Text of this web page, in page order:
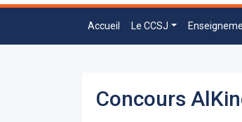
Accueil Le CCSJ
Concours